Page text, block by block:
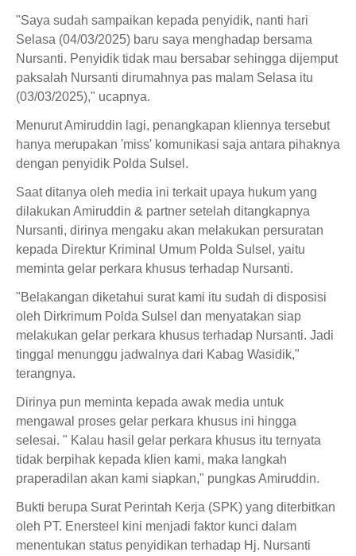
"Saya sudah sampaikan kepada penyidik, nanti hari
Selasa (04/03/2025) baru saya menghadap bersama
Nursanti. Penyidik tidak mau bersabar sehingga dijemput
paksalah Nursanti dirumahnya pas malam Selasa itu
(03/03/2025)," ucapnya.
Menurut Amiruddin lagi, penangkapan kliennya tersebut
hanya merupakan 'miss' komunikasi saja antara pihaknya
dengan penyidik Polda Sulsel.
Saat ditanya oleh media ini terkait upaya hukum yang
dilakukan Amiruddin & partner setelah ditangkapnya
Nursanti, dirinya mengaku akan melakukan persuratan
kepada Direktur Kriminal Umum Polda Sulsel, yaitu
meminta gelar perkara khusus terhadap Nursanti.
"Belakangan diketahui surat kami itu sudah di disposisi
oleh Dirkrimum Polda Sulsel dan menyatakan siap
melakukan gelar perkara khusus terhadap Nursanti. Jadi
tinggal menunggu jadwalnya dari Kabag Wasidik,"
terangnya.
Dirinya pun meminta kepada awak media untuk
mengawal proses gelar perkara khusus ini hingga
selesai. " Kalau hasil gelar perkara khusus itu ternyata
tidak berpihak kepada klien kami, maka langkah
praperadilan akan kami siapkan," pungkas Amiruddin.
Bukti berupa Surat Perintah Kerja (SPK) yang diterbitkan
oleh PT. Enersteel kini menjadi faktor kunci dalam
menentukan status penyidikan terhadap Hj. Nursanti